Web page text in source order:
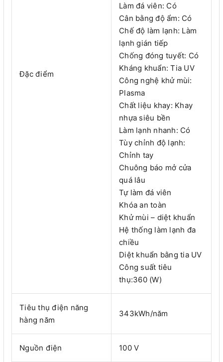
Đặc điểm
Làm đá viên: Có
Cân bằng độ ẩm: Có
Chế độ làm lạnh: Làm
lạnh gián tiếp
Chống đóng tuyết: Có
Kháng khuẩn: Tia UV
Công nghệ khử mùi:
Plasma
Chất liệu khay: Khay
nhựa siêu bền
Làm lạnh nhanh: Có
Tùy chỉnh độ lạnh:
Chỉnh tay
Chuông báo mở cửa
quá lâu
Tự làm đá viên
Khóa an toàn
Khử mùi – diệt khuẩn
Hệ thống làm lạnh đa
chiều
Diệt khuẩn bằng tia UV
Công suất tiêu
thụ:360 (W)
Tiêu thụ điện năng
hàng năm
343kWh/năm
Nguồn điện 100 V